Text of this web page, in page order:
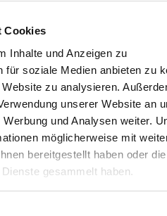
Cookies
Inhalte und Anzeigen zu
für soziale Medien anbieten zu
zu analysieren.
unserer Website an
und Analysen weiter.
möglicherweise mit
bereitgestellt haben oder
gesammelt haben.
3 Ausführungen
... 34